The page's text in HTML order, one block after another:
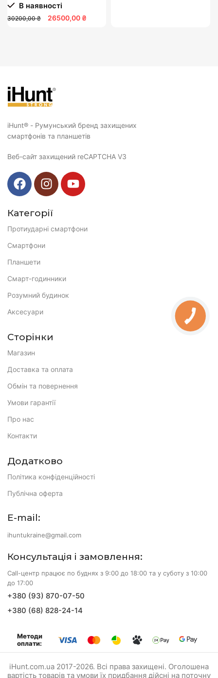
В наявності
30200,00 ₴ 26500,00 ₴
iHunt® - Румунський бренд захищених
смартфонів та планшетів
Веб-сайт захищений reCAPTCHA V3
Категорії
Протиударні смартфони
Смартфони
Планшети
Смарт-годинники
Розумний будинок
Аксесуари
Сторінки
Магазин
Доставка та оплата
Обмін та повернення
Умови гарантії
Про нас
Контакти
Додатково
Політика конфіденційності
Публічна оферта
E-mail:
ihuntukraine@gmail.com
Консультація і замовлення:
Call-центр працює по буднях з 9:00 до 18:00 та у суботу з 10:00
до 17:00
+380 (93) 870-07-50
+380 (68) 828-24-14
Методи
оплати:
iHunt.com.ua 2017-2026. Всі права захищені. Оголошена
вартість товарів та умови їх придбання дійсні на поточну